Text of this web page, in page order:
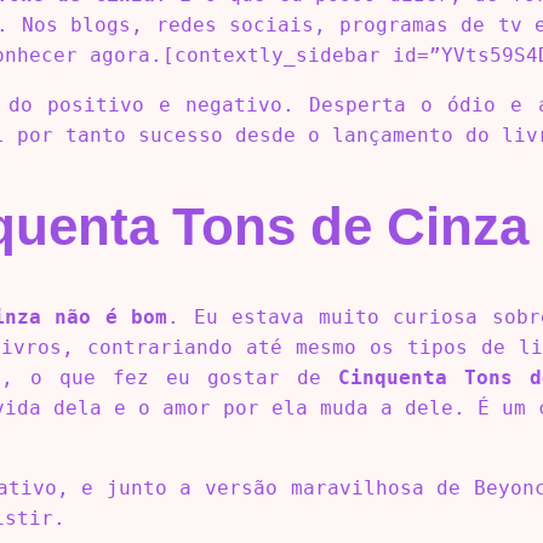
Nos blogs, redes sociais, programas de
agora.[contextly_sidebar
do positivo e negativo. Desperta o ódio e
por tanto sucesso desde o lançamento do
Tons de Cinza
não é bom . Eu estava muito curiosa
contrariando até mesmo os tipos de
o que fez eu gostar de Cinquenta Tons
dela e o amor por ela muda a dele. É um
e junto a versão maravilhosa de